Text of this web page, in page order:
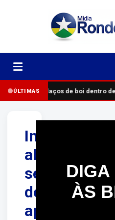
ÚLTIMASPedaços de boi dentro
Imóvel
abandonado
será
demolido
após
DIGA
ÀS